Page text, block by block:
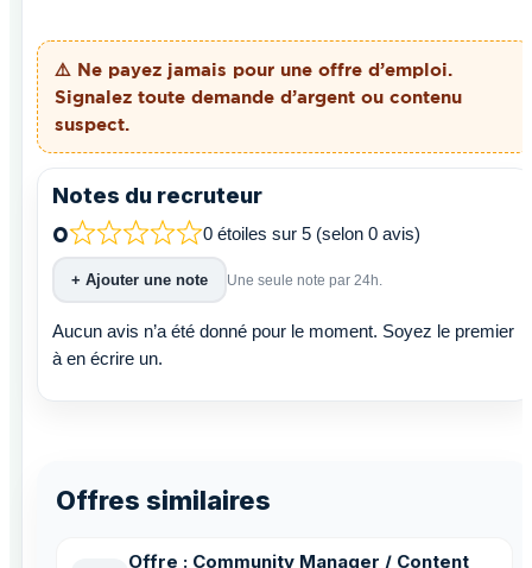
⚠️ Ne payez jamais pour une offre d’emploi.
Signalez toute demande d’argent ou contenu
suspect.
Notes du recruteur
0 0 étoiles sur 5 (selon 0 avis)
+ Ajouter une note Une seule note par 24h.
Aucun avis n’a été donné pour le moment. Soyez le premier
à en écrire un.
Offres similaires
Offre : Community Manager / Content